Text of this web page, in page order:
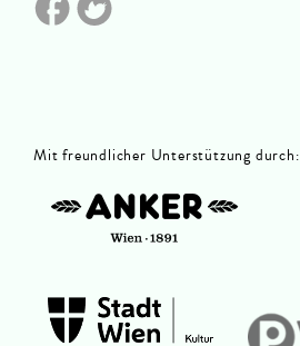
Mit freundlicher Unterstützung durch: